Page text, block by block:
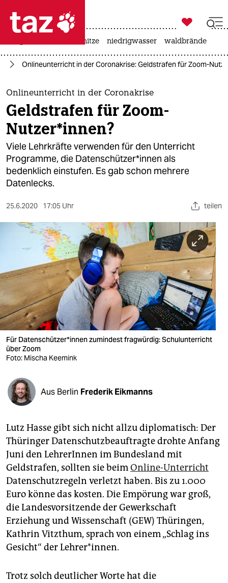
 taz zahl ich
taz zahl ich
themen
politik
öko
gesellschaft
kultur
sport
berlin
nord
wahrheit
verlag
verlag
veranstaltungen
shop
fragen & hilfe
unterstützen
genossenschaft
epaper login

taz zahl ich
hitze niedrigwasser waldbrände
Onlineunterricht in der Coronakrise: Geldstrafen für Zoom-
Onlineunterricht in der Coronakrise
Geldstrafen für Zoom-
Nutzer*innen?
Viele Lehrkräfte verwenden für den Unterricht
Programme, die Datenschützer*innen als
bedenklich einstufen. Es gab schon mehrere
Datenlecks.
25.6.2020 17:05 Uhr teilen
Für Datenschützer*innen zumindest fragwürdig: Schulunterricht
über Zoom
Foto: Mischa Keemink
Aus Berlin Frederik Eikmanns
Lutz Hasse gibt sich nicht allzu diplomatisch: Der
Thüringer Datenschutzbeauftragte drohte Anfang
Juni den LehrerInnen im Bundesland mit
Geldstrafen, sollten sie beimOnline-Unterricht
Datenschutzregeln verletzt haben. Bis zu 1.000
Euro könne das kosten. Die Empörung war groß,
die Landesvorsitzende der Gewerkschaft
Erziehung und Wissenschaft (GEW) Thüringen,
Kathrin Vitzthum, sprach von einem „Schlag ins
Gesicht“ der Lehrer*innen.
Trotz solch deutlicher Worte hat die